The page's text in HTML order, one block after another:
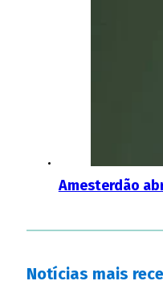
Amesterdão
Notícias mais